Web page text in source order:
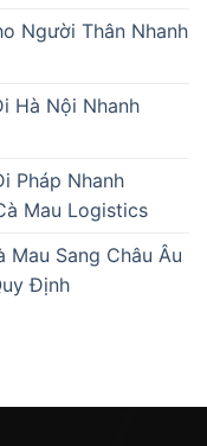
Người Thân Nhanh
Hà Nội Nhanh
Pháp Nhanh
Mau Logistics
Mau Sang Châu Âu
Định